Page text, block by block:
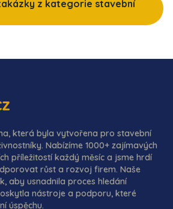
z kategorie stavební
která byla vytvořena pro stavební
Nabízíme 1000+ zajímavých
příležitostí každý měsíc a jsme hrdí
růst a rozvoj firem. Naše
aby usnadnila proces hledání
nástroje a podporu, které
úspěchu.